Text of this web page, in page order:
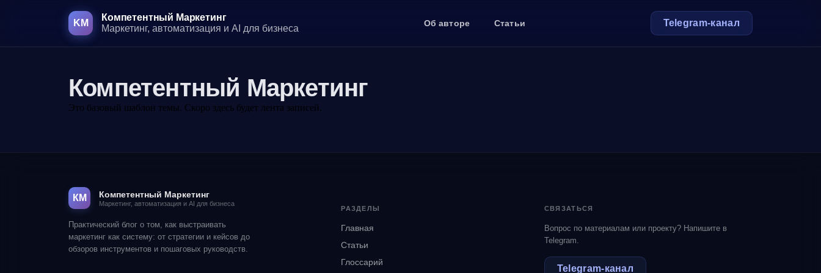
KM
Компетентный Маркетинг
Маркетинг, автоматизация и AI для бизнеса
Об авторе Статьи Telegram‑канал
Компетентный Маркетинг
Это базовый шаблон темы. Скоро здесь будет лента записей.
КМ Компетентный Маркетинг
Маркетинг, автоматизация и AI для бизнеса
Практический блог о том, как выстраивать
маркетинг как систему: от стратегии и кейсов до
обзоров инструментов и пошаговых руководств.
РАЗДЕЛЫ
Главная
Статьи
Глоссарий
СВЯЗАТЬСЯ
Вопрос по материалам или проекту? Напишите в
Telegram.
Telegram‑канал